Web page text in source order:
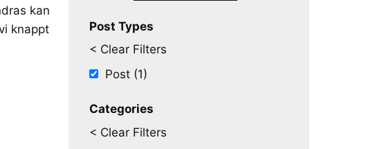
kan
knappt
Post Types
< Clear Filters
Post (1)
Categories
< Clear Filters